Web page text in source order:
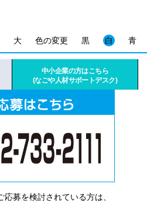
色の変更 黒 白 青
大
中小企業の方はこちら
(なごや人材サポートデスク)
募を検討されている方は、